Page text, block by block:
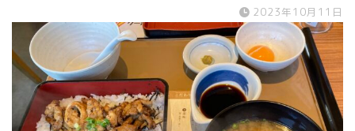
2023年10月11日